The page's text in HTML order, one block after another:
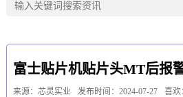
富士贴片机贴片头MT后报
来源：芯灵实业 发布时间：2024-07-27 喜欢